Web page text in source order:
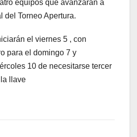
equipos que avanzarán a
del Torneo Apertura.
el viernes 5 , con
para el domingo 7 y
10 de necesitarse tercer
llave